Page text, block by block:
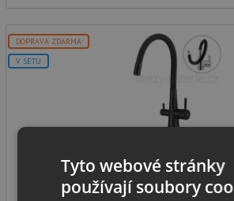
DOPRAVA ZDARMA
V SETU
Laveo RIVECO BRI B68D
Tyto webové stránky
používají soubory